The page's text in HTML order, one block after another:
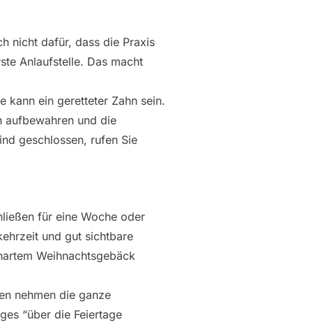
nicht dafür, dass die Praxis
Anlaufstelle. Das macht
kann ein geretteter Zahn sein.
aufbewahren und die
geschlossen, rufen Sie
für eine Woche oder
und gut sichtbare
Weihnachtsgebäck
nehmen die ganze
“über die Feiertage